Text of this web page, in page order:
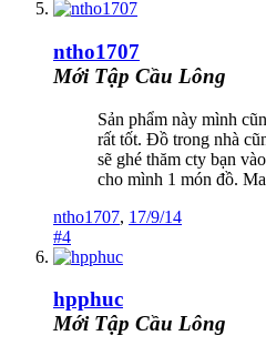
ntho1707
Mới Tập Cầu Lông
Sản phẩm này mình
rất tốt. Đồ trong nhà
sẽ ghé thăm cty bạn
cho mình 1 món đồ.
ntho1707, 17/9/14
#4
hpphuc
Mới Tập Cầu Lông